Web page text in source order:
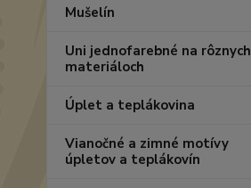
Mušelín
Uni jednofarebné na rôznych
materiáloch
Úplet a teplákovina
Vianočné a zimné motívy
úpletov a teplákovín